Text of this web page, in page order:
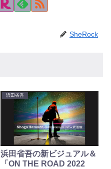
SheRock
浜田省吾
浜田省吾の新ビジュアル＆
「ON THE ROAD 2022